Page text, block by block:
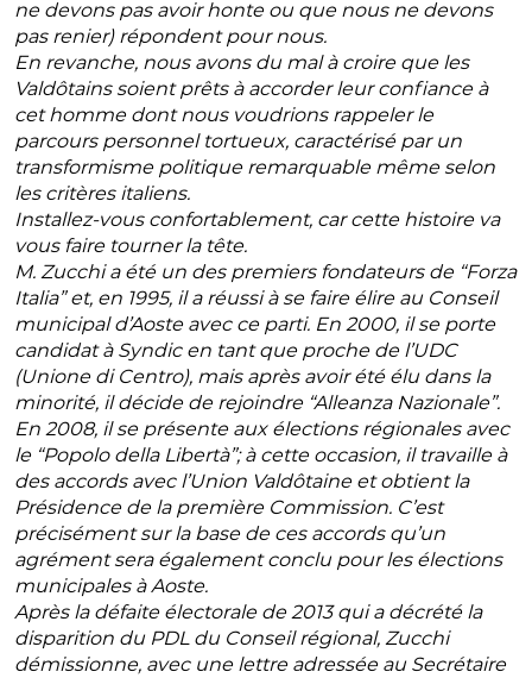
ne devons pas avoir honte ou que nous ne devons
pas renier) répondent pour nous.
En revanche, nous avons du mal à croire que les
Valdôtains soient prêts à accorder leur confiance à
cet homme dont nous voudrions rappeler le
parcours personnel tortueux, caractérisé par un
transformisme politique remarquable même selon
les critères italiens.
Installez-vous confortablement, car cette histoire va
vous faire tourner la tête.
M. Zucchi a été un des premiers fondateurs de “Forza
Italia” et, en 1995, il a réussi à se faire élire au Conseil
municipal d’Aoste avec ce parti. En 2000, il se porte
candidat à Syndic en tant que proche de l’UDC
(Unione di Centro), mais après avoir été élu dans la
minorité, il décide de rejoindre “Alleanza Nazionale”.
En 2008, il se présente aux élections régionales avec
le “Popolo della Libertà”; à cette occasion, il travaille à
des accords avec l’Union Valdôtaine et obtient la
Présidence de la première Commission. C’est
précisément sur la base de ces accords qu’un
agrément sera également conclu pour les élections
municipales à Aoste.
Après la défaite électorale de 2013 qui a décrété la
disparition du PDL du Conseil régional, Zucchi
démissionne, avec une lettre adressée au Secrétaire